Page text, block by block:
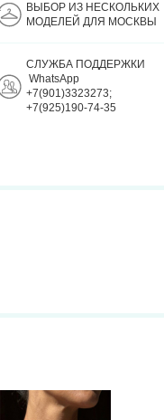
ВЫБОР ИЗ НЕСКОЛЬКИХ
МОДЕЛЕЙ ДЛЯ МОСКВЫ
СЛУЖБА ПОДДЕРЖКИ
WhatsApp
+7(901)3323273;
+7(925)190-74-35